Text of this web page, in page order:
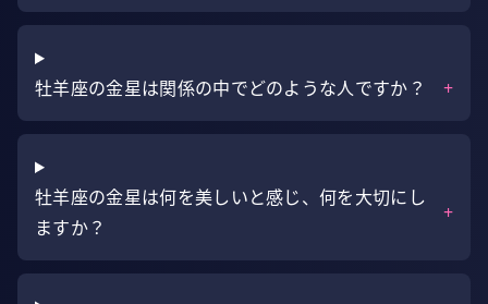
牡羊座の金星は関係の中でどのような人ですか？ +
牡羊座の金星は何を美しいと感じ、何を大切にし
ますか？
+